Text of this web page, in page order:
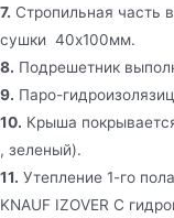
7. Стропильная часть
сушки 40х100мм.
8. Подрешетник
9. Паро-
10. Крыша
, зеленый).
11. Утепление 1-го
KNAUF IZOVER C